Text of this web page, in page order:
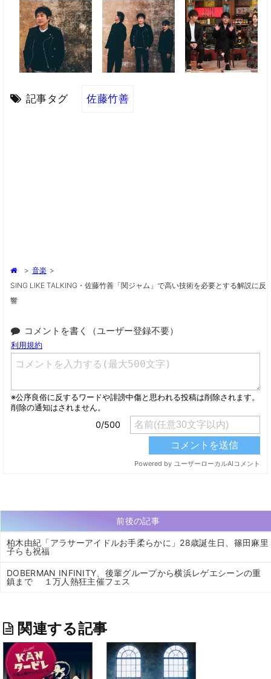
記事タグ 佐藤竹善
> 音楽 >
SING LIKE TALKING・佐藤竹善「関ジャム」で高い技術を必要とする解説に反
響
コメントを書く（ユーザー登録不要）
前後の記事
柏木由紀「アラサーアイドルお手柔らかに」28歳誕生日、篠田麻里
子らも祝福
DOBERMAN INFINITY、後輩グループから横浜レゲエシーンの重
鎮まで １万人熱狂主催フェス
関連する記事